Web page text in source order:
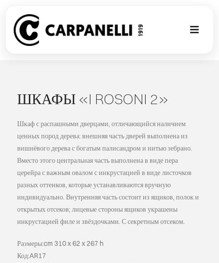
content
Toggle
NUOVA
СТИЛЕ
ГАЛЕРЕЯ
ШКАФЫ «I ROSONI 2»
Шкаф с распашными дверцами, отличающийся наличием
ценных пород дерева: внешняя часть дверей выполнена из
вишнёвого дерева с богатым палисандром и нитью зебрано.
Вместо этого центральная часть выполнена в виде пера
церейра с важным овалом с инкрустацией в виде листочков
разных оттенков, которые устанавливаются вручную
индивидуально. Внутренняя часть состоит из ящиков, полок и
открытых отсеков; лицевые стороны ящиков украшены
инкрустацией филе и звёздочками. С секретным отсеком.
Размеры:cm 310 x 62 x 267 h
Код:AR17